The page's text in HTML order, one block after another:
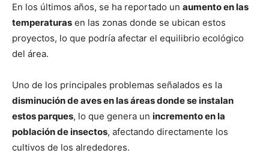
En los últimos años, se ha reportado un aumento en las
temperaturas en las zonas donde se ubican estos
proyectos, lo que podría afectar el equilibrio ecológico
del área.
Uno de los principales problemas señalados es la
disminución de aves en las áreas donde se instalan
estos parques, lo que genera un incremento en la
población de insectos, afectando directamente los
cultivos de los alrededores.